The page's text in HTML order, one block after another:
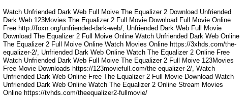
Watch Unfriended Dark Web Full Moive The Equalizer 2 Download Unfriended
Dark Web 123Movies The Equalizer 2 Full Movie Download Full Movie Online
Free http://foxn.org/unfriended-dark-web/, Unfriended Dark Web Full Movie
Download The Equalizer 2 Full Moive Online Watch Unfriended Dark Web Online
The Equalizer 2 Full Moive Online Watch Movies Online https://3xhds.com/the-
equalizer-2/, Unfriended Dark Web Online Watch The Equalizer 2 Online Free
Watch Unfriended Dark Web Full Moive The Equalizer 2 Full Moive 123Movies
Free Movie Downloads https://123moviefull.com/the-equalizer-2/, Watch
Unfriended Dark Web Online Free The Equalizer 2 Full Movie Download Watch
Unfriended Dark Web Online Watch The Equalizer 2 Online Stream Movies
Online https://tvhds.com/theequalizer2-fullmovie/